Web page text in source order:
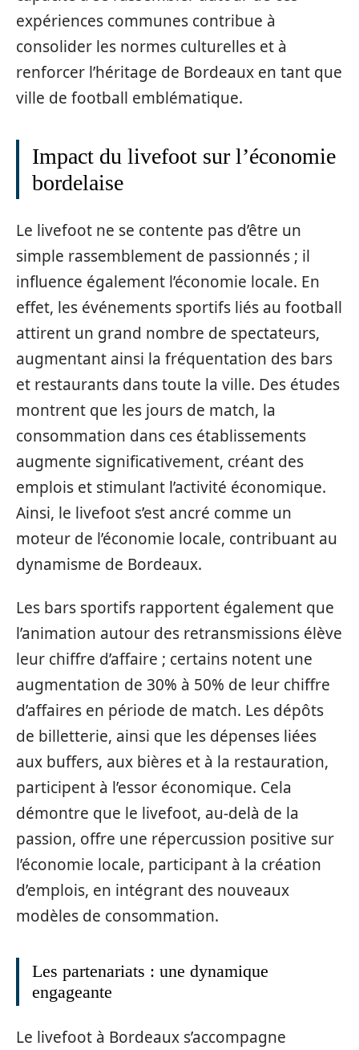
expériences communes contribue à
consolider les normes culturelles et à
renforcer l’héritage de Bordeaux en tant que
ville de football emblématique.
Impact du livefoot sur l’économie
bordelaise
Le livefoot ne se contente pas d’être un
simple rassemblement de passionnés ; il
influence également l’économie locale. En
effet, les événements sportifs liés au football
attirent un grand nombre de spectateurs,
augmentant ainsi la fréquentation des bars
et restaurants dans toute la ville. Des études
montrent que les jours de match, la
consommation dans ces établissements
augmente significativement, créant des
emplois et stimulant l’activité économique.
Ainsi, le livefoot s’est ancré comme un
moteur de l’économie locale, contribuant au
dynamisme de Bordeaux.
Les bars sportifs rapportent également que
l’animation autour des retransmissions élève
leur chiffre d’affaire ; certains notent une
augmentation de 30% à 50% de leur chiffre
d’affaires en période de match. Les dépôts
de billetterie, ainsi que les dépenses liées
aux buffers, aux bières et à la restauration,
participent à l’essor économique. Cela
démontre que le livefoot, au-delà de la
passion, offre une répercussion positive sur
l’économie locale, participant à la création
d’emplois, en intégrant des nouveaux
modèles de consommation.
Les partenariats : une dynamique
engageante
Le livefoot à Bordeaux s’accompagne